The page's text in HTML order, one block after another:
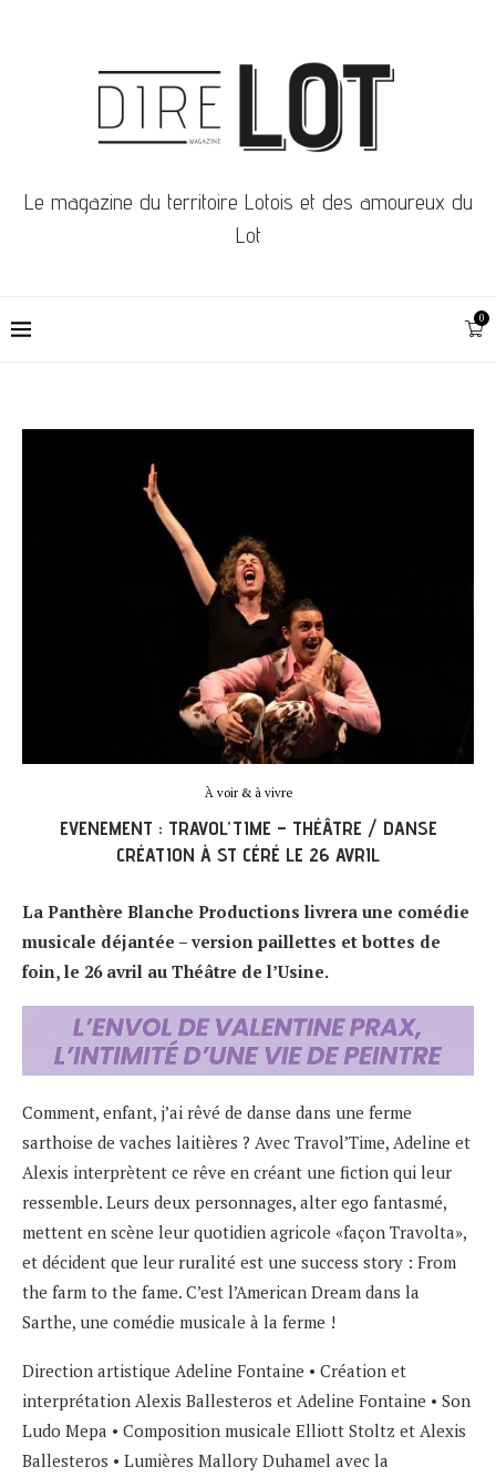
Le magazine du territoire Lotois et des amoureux du
Lot
0
À voir & à vivre
EVENEMENT : TRAVOL’TIME – THÉÂTRE / DANSE
CRÉATION À ST CÉRÉ LE 26 AVRIL
La Panthère Blanche Productions livrera une comédie
musicale déjantée – version paillettes et bottes de
foin, le 26 avril au Théâtre de l’Usine.
Comment, enfant, j’ai rêvé de danse dans une ferme
sarthoise de vaches laitières ? Avec Travol’Time, Adeline et
Alexis interprètent ce rêve en créant une fiction qui leur
ressemble. Leurs deux personnages, alter ego fantasmé,
mettent en scène leur quotidien agricole «façon Travolta»,
et décident que leur ruralité est une success story : From
the farm to the fame. C’est l’American Dream dans la
Sarthe, une comédie musicale à la ferme !
Direction artistique Adeline Fontaine • Création et
interprétation Alexis Ballesteros et Adeline Fontaine • Son
Ludo Mepa • Composition musicale Elliott Stoltz et Alexis
Ballesteros • Lumières Mallory Duhamel avec la